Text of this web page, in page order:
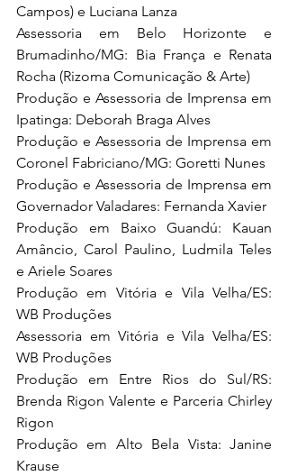
Campos) e Luciana Lanza
Assessoria em Belo Horizonte e
Brumadinho/MG: Bia França e Renata
Rocha (Rizoma Comunicação & Arte)
Produção e Assessoria de Imprensa em
Ipatinga: Deborah Braga Alves
Produção e Assessoria de Imprensa em
Coronel Fabriciano/MG: Goretti Nunes
Produção e Assessoria de Imprensa em
Governador Valadares: Fernanda Xavier
Produção em Baixo Guandú: Kauan
Amâncio, Carol Paulino, Ludmila Teles
e Ariele Soares
Produção em Vitória e Vila Velha/ES:
WB Produções
Assessoria em Vitória e Vila Velha/ES:
WB Produções
Produção em Entre Rios do Sul/RS:
Brenda Rigon Valente e Parceria Chirley
Rigon
Produção em Alto Bela Vista: Janine
Krause